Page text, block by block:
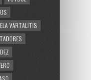
VARTALITIS